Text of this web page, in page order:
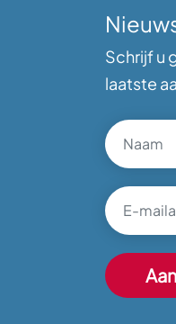
Schrijf u
laatste